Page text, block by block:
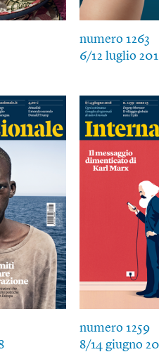
numero 1263
6/12 luglio
numero 1259
8/14 giugno